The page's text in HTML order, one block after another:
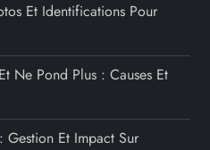
Et Identifications Pour
Ne Pond Plus : Causes Et
Et Impact Sur